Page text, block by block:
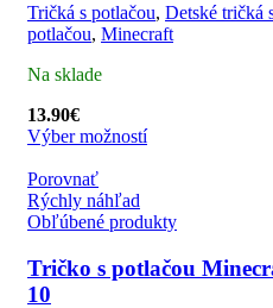
Tričká s potlačou, Detské tričká
potlačou, Minecraft
Na sklade
13.90€
Výber možností
Porovnať
Rýchly náhľad
Obľúbené produkty
Tričko s potlačou
10